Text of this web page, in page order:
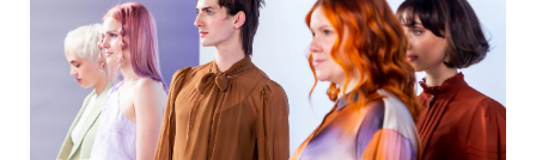
Über dm
Pressekontakt
ACTIVE BEAUTY